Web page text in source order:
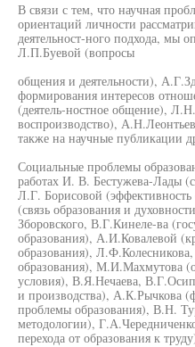
В связи с тем, что научная
ориентаций личности
деятельност-ного подхода, мы
Л.П.Буевой (вопросы
общения и деятельности),
формирования интересов
(деятель-ностное общение),
воспроизводство),
также на научные публикации
Социальные проблемы
работах И. В. Бестужева-Лады
Л.Г. Борисовой (эффективность
(связь образования и
Зборовского, В.Г.Кинеле-ва
образования), А.И.Ковалевой
образования),
образования), М.И.Махмутова
условия), В.Я.Нечаева,
и производства), А.К.Рычкова
проблемы образования), В.Н.
методологии),
перехода от образования к